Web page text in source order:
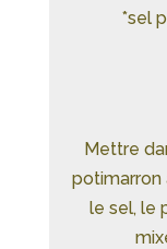
*sel
Mettre
potimarron
le sel, le